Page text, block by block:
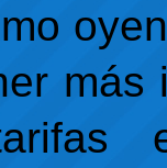
más